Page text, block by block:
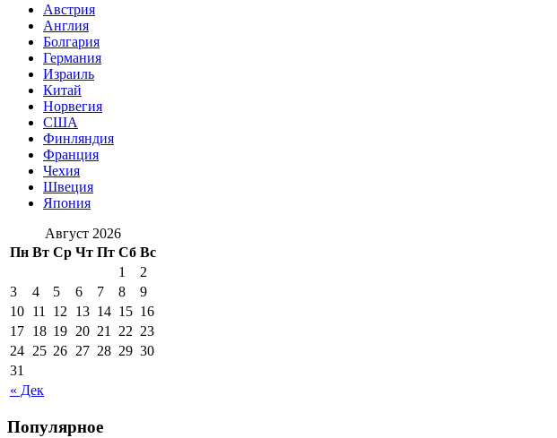
Австрия
Англия
Болгария
Германия
Израиль
Китай
Норвегия
США
Финляндия
Франция
Чехия
Швеция
Япония
Август 2026
Пн Вт Ср Чт Пт Сб Вс
« Дек
1
2
3
4 5 6 7 8
9
10 11 12 13 14 15 16
17 18 19 20 21 22 23
24 25 26 27 28 29 30
31
Популярное